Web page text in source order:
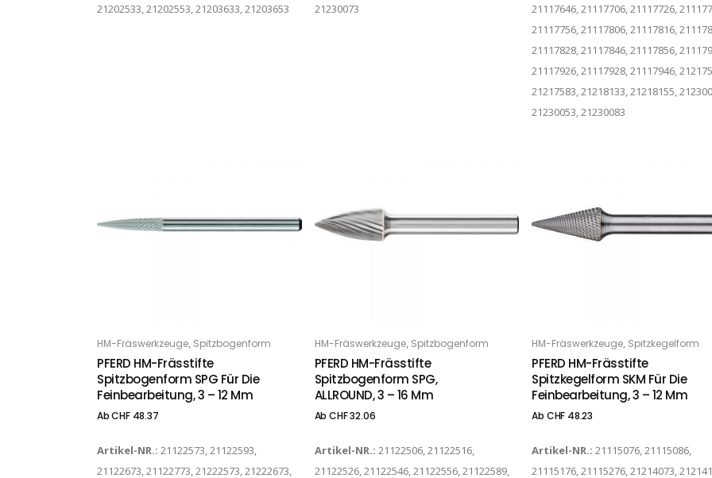
21202533, 21202553, 21203633, 21203653
21230073
21117646, 21117706, 21117726,
21117756, 21117806, 21117816,
21117828, 21117846, 21117856,
21117926, 21117928, 21117946,
21217583, 21218133, 21218155,
21230053, 21230083
OPTIONS
HM-Fräswerkzeuge, Spitzbogenform
PFERD HM-Frässtifte
Spitzbogenform SPG Für Die
Feinbearbeitung, 3 – 12 Mm
AbCHF48.37
Artikel-NR.: 21122573, 21122593,
21122673, 21122773, 21222573, 21222673,
OPTIONS
HM-Fräswerkzeuge, Spitzbogenform
PFERD HM-Frässtifte
Spitzbogenform SPG,
ALLROUND, 3 – 16 Mm
AbCHF32.06
Artikel-NR.: 21122506, 21122516,
21122526, 21122546, 21122556, 21122589,
OPTIONS
HM-Fräswerkzeuge, Spitzkegelform
PFERD HM-Frässtifte
Spitzkegelform SKM Für Die
Feinbearbeitung, 3 – 12 Mm
Ab CHF 48.23
Artikel-NR.:21115076, 21115086,
21115176, 21115276, 21214073,